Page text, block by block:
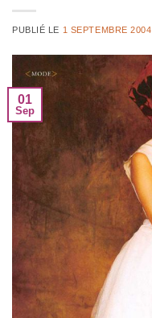
PUBLIÉ LE 1 SEPTEMBRE 2004
01
Sep